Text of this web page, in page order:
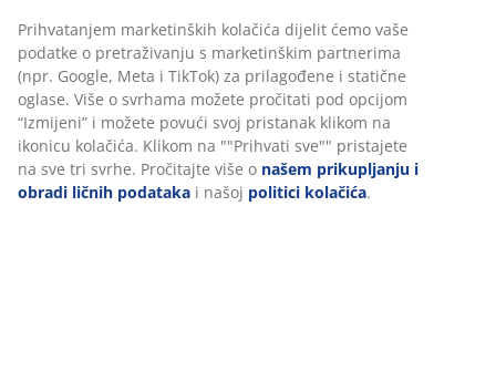
Stvaranje čarobne atmosfere u vašem spoljašenjem
prostoru je jednostavno uz pravu rasvjetu.
Osvjetljavanjem staza, cvjetnjaka i ugodnih kutaka,
možete transformisati svoj spoljašnji prostor u ugodno
utočište, savršeno za opuštajuće večeri. Vanjski
lampioni i svjetiljke u nizu odlični su za dodavanje
mekog, ambijentalnog svjetla, ali svjetiljke u obliku
Prihvatanjem marketinških kolačića dijelit ćemo vaše
podatke o pretraživanju s marketinškim partnerima
(npr. Google, Meta i TikTok) za prilagođene i statične
oglase. Više o svrhama možete pročitati pod opcijom
“Izmijeni” i možete povući svoj pristanak klikom na
ikonicu kolačića. Klikom na ""Prihvati sve"" pristajete
na sve tri svrhe. Pročitajte više o našem prikupljanju i
obradi ličnih podataka i našoj politici kolačića.